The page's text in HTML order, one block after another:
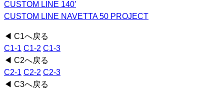
CUSTOM LINE 140′
CUSTOM LINE NAVETTA 50 PROJECT
◀ C1へ戻る
C1-1 C1-2 C1-3
◀ C2へ戻る
C2-1 C2-2 C2-3
◀ C3へ戻る